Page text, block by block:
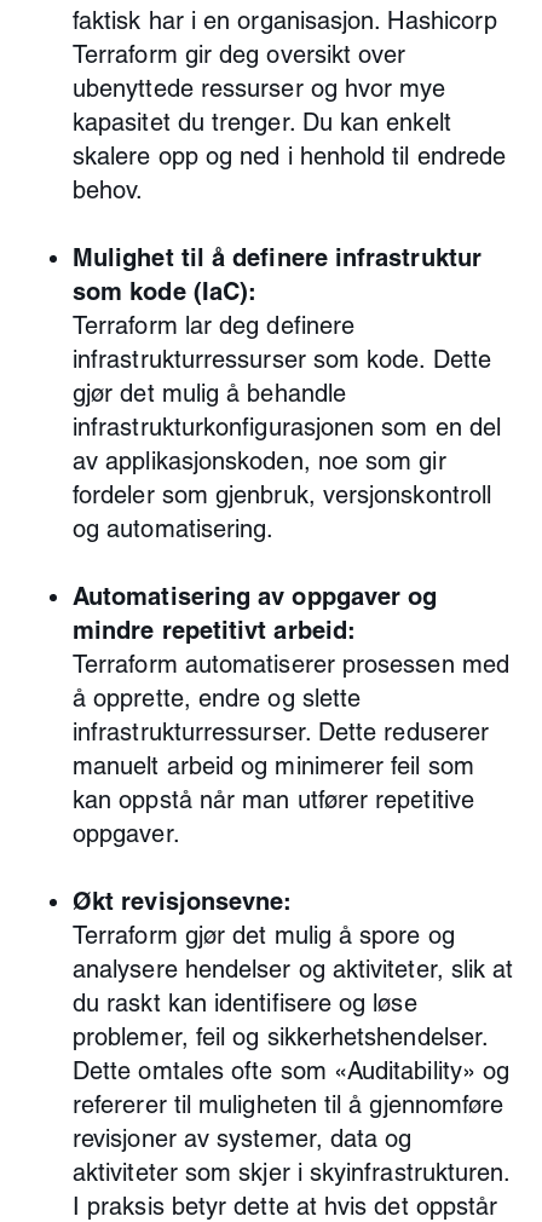
faktisk har i en organisasjon. Hashicorp
Terraform gir deg oversikt over
ubenyttede ressurser og hvor mye
kapasitet du trenger. Du kan enkelt
skalere opp og ned i henhold til endrede
behov.
Mulighet til å definere infrastruktur
som kode (IaC):
Terraform lar deg definere
infrastrukturressurser som kode. Dette
gjør det mulig å behandle
infrastrukturkonfigurasjonen som en del
av applikasjonskoden, noe som gir
fordeler som gjenbruk, versjonskontroll
og automatisering.
Automatisering av oppgaver og
mindre repetitivt arbeid:
Terraform automatiserer prosessen med
å opprette, endre og slette
infrastrukturressurser. Dette reduserer
manuelt arbeid og minimerer feil som
kan oppstå når man utfører repetitive
oppgaver.
Økt revisjonsevne:
Terraform gjør det mulig å spore og
analysere hendelser og aktiviteter, slik at
du raskt kan identifisere og løse
problemer, feil og sikkerhetshendelser.
Dette omtales ofte som «Auditability» og
refererer til muligheten til å gjennomføre
revisjoner av systemer, data og
aktiviteter som skjer i skyinfrastrukturen.
I praksis betyr dette at hvis det oppstår